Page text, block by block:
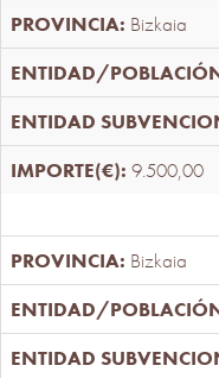
Bizkaia
9.500,00
Bizkaia